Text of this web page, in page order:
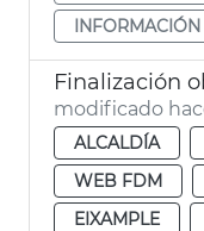
INFORMACIÓN
modificado
ALCALDÍA
WEB FDM
EIXAMPLE